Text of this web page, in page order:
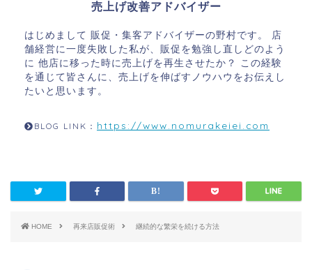
売上げ改善アドバイザー
はじめまして 販促・集客アドバイザーの野村です。 店
舗経営に一度失敗した私が、販促を勉強し直しどのよう
に 他店に移った時に売上げを再生させたか？ この経験
を通じて皆さんに、売上げを伸ばすノウハウをお伝えし
たいと思います。
BLOG LINK： https://www.nomurakeiei.com
HOME 再来店販促術 継続的な繁栄を続ける方法